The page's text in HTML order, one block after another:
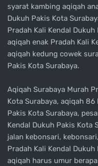
syarat kambing aqiqah
Dukuh Pakis Kota
Pradah Kali Kendal
aqiqah enak Pradah Kali
aqiqah kedung cowek
Pakis Kota Surabaya.
Aqiqah Surabaya Murah
Kota Surabaya, aqiqah 86
Pakis Kota Surabaya,
Kendal Dukuh Pakis Kota
jalan kebonsari,
Pradah Kali Kendal
aqiqah harus umur